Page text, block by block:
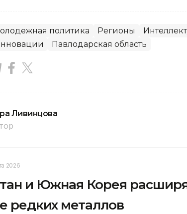
политика Регионы
Павлодарская область
Ливинцова
2026
и Южная Корея
редких металлов